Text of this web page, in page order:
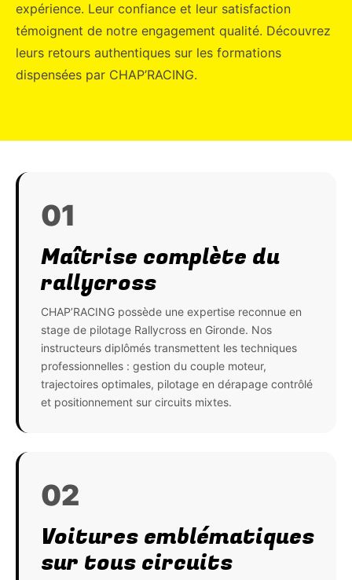
expérience. Leur confiance et leur satisfaction
témoignent de notre engagement qualité. Découvrez
leurs retours authentiques sur les formations
dispensées par CHAP’RACING.
01
Maîtrise complète du
rallycross
CHAP’RACING possède une expertise reconnue en
stage de pilotage Rallycross en Gironde. Nos
instructeurs diplômés transmettent les techniques
professionnelles : gestion du couple moteur,
trajectoires optimales, pilotage en dérapage contrôlé
et positionnement sur circuits mixtes.
02
Voitures emblématiques
sur tous circuits